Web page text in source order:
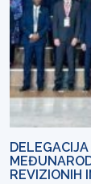
REVIZIONIH